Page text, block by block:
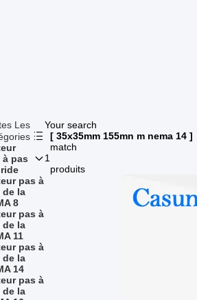
Les
à pas
pas à
de la
8
pas à
de la
11
pas à
de la
14
pas à
de la
Your search
[ 35x35mm 155mn m nema 14 ]
match
1
produits